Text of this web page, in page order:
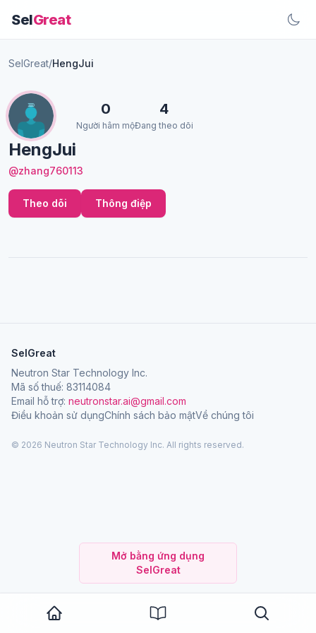
SelGreat
Mở bằng ứng dụng
SelGreat
SelGreat/HengJui
HengJui
@zhang760113
0
Người hâm mộ
4
Đang theo dõi
Theo dõi Thông điệp
SelGreat
Neutron Star Technology Inc.
Mã số thuế: 83114084
Email hỗ trợ: neutronstar.ai@gmail.com
Điều khoản sử dụngChính sách bảo mậtVề chúng tôi
© 2026 Neutron Star Technology Inc. All rights reserved.